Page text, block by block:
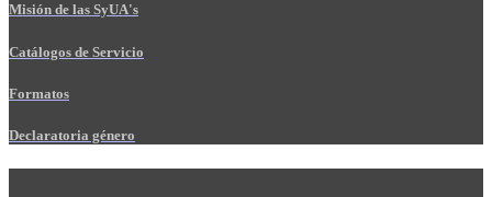
Misión de las SyUA's
Catálogos de Servicio
Formatos
Declaratoria género